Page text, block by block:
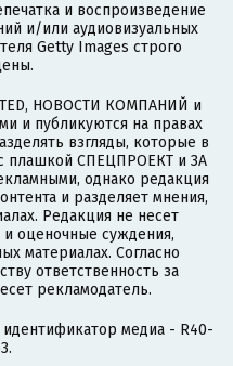
и воспроизведение
и/или аудиовизуальных
Getty Images строго
НОВОСТИ КОМПАНИЙ и
и публикуются на правах
взгляды, которые в
плашкой СПЕЦПРОЕКТ и ЗА
однако редакция
и разделяет мнения,
Редакция не несет
и оценочные суждения,
материалах. Согласно
ответственность за
рекламодатель.
медиа - R40-